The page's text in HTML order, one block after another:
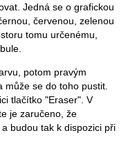
Jedná se o grafickou
červenou, zelenou
tomu určenému,
potom pravým
může se do toho pustit.
tlačítko "Eraser". V
je zaručeno, že
budou tak k dispozici při